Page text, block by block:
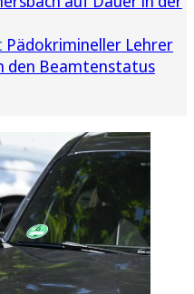
Pädokrimineller Lehrer
den Beamtenstatus